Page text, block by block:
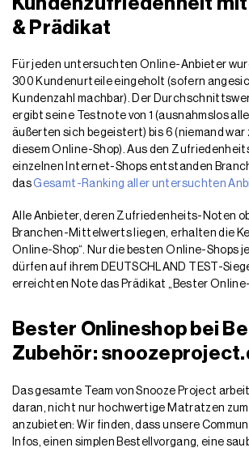
& Prädikat
Für jeden untersuchten Online-Anbieter
300 Kundenurteile eingeholt (sofern
Kundenzahl machbar). Der
ergibt seine Testnote von 1 (ausnahmslos
äußerten sich begeistert) bis 6 (niemand war
diesem Online-Shop). Aus den
einzelnen Internet-Shops entstanden
dasGesamt-Ranking aller untersuchten
Alle Anbieter, deren Zufriedenheits-Noten
Branchen-Mittelwerts liegen, erhalten die
Online-Shop“. Nur die besten Online-Shops
dürfen auf ihrem DEUTSCHLAND TEST-
erreichten Note das Prädikat „Bester Online-
Bester Onlineshop bei
Zubehör:
Das gesamte Team von Snooze Project
daran, nicht nur hochwertige Matratzen
anzubieten: Wir finden, dass unsere
Infos, einen simplen Bestellvorgang, eine